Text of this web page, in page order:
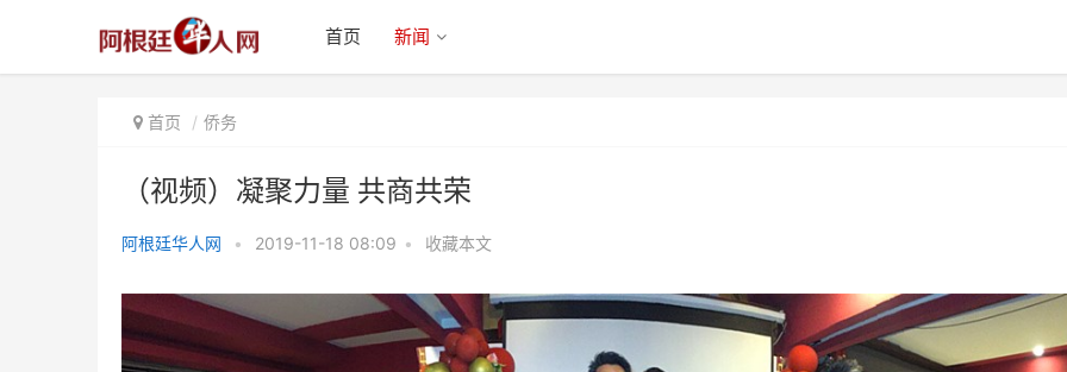
首页 新闻
首页 侨务
（视频）凝聚力量 共商共荣
阿根廷华人网 • 2019-11-18 08:09 • 收藏本文